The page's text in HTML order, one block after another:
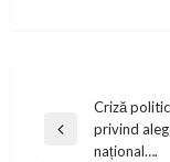
navigation
Previous
Criză
privind
național….